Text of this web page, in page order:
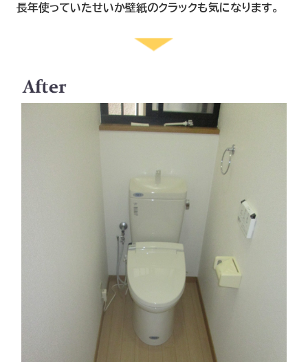
長年使っていたせいか壁紙のクラックも気になります。